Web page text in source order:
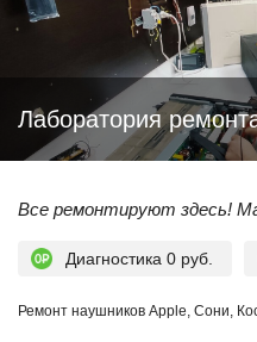
Лаборатория
Все ремонтируют здесь!
Диагностика 0 руб.
Ремонт наушников Apple, Сони,